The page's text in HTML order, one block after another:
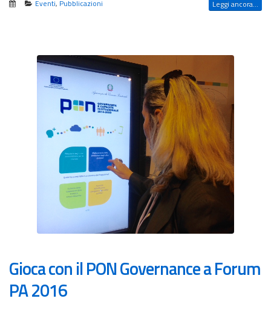
Eventi, Pubblicazioni Leggi ancora...
Gioca con il PON Governance a Forum
PA 2016